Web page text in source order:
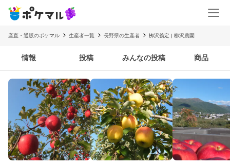
産直・通販のポケマル 生産者一覧 長野県の生産者 栁沢義定 | 柳沢農園
情報 投稿 みんなの投稿 商品